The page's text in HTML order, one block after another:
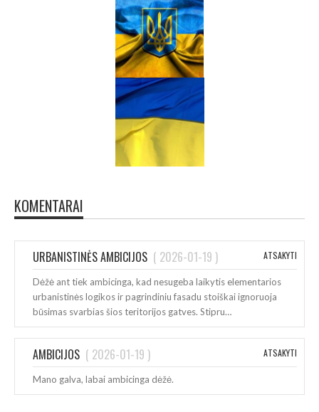
KOMENTARAI
URBANISTINĖS AMBICIJOS ( 2026-01-19 ) ATSAKYTI
Dėžė ant tiek ambicinga, kad nesugeba laikytis elementarios
urbanistinės logikos ir pagrindiniu fasadu stoiškai ignoruoja
būsimas svarbias šios teritorijos gatves. Stipru…
AMBICIJOS ( 2026-01-19 ) ATSAKYTI
Mano galva, labai ambicinga dėžė.